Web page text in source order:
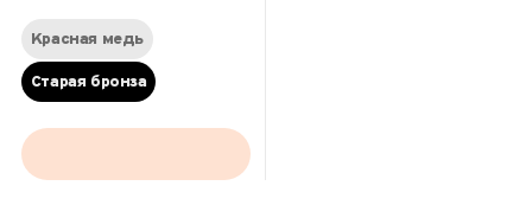
Красная медь
Старая бронза